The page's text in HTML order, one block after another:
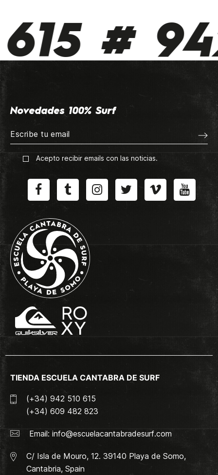
#
Novedades 100% Surf
Acepto recibir emails con las noticias.
TIENDA ESCUELA CANTABRA DE SURF
(+34) 942 510 615
(+34) 609 482 823
Email: info@escuelacantabradesurf.com
C/ Isla de Mouro, 12. 39140 Playa de Somo,
Cantabria, Spain